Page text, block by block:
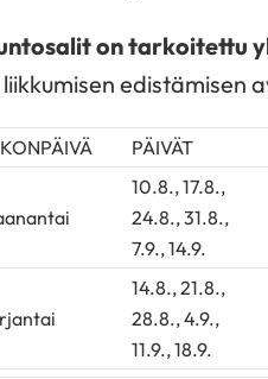
on tarkoitettu
edistämisen
PÄIVÄT
10.8., 17.8.,
24.8., 31.8.,
7.9., 14.9.
14.8., 21.8.,
28.8., 4.9.,
11.9., 18.9.